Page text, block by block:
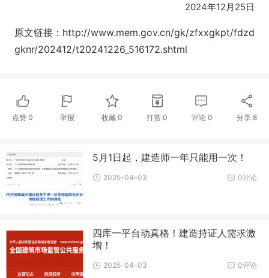
2024年12月25日
原文链接：http://www.mem.gov.cn/gk/zfxxgkpt/fdzd
gknr/202412/t20241226_516172.shtml
点赞 0 举报 收藏0 打赏 0 评论 0 分享 8
5月1日起，建造师一年只能用一次！
0评论
2025-04-03
四库一平台动真格！建造持证人需求激
增！
0评论
2025-04-03